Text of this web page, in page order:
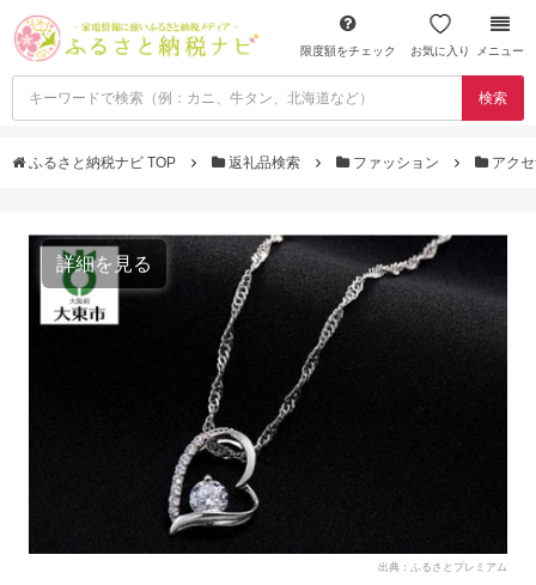
限度額をチェック お気に入り メニュー
検索
ふるさと納税ナビ TOP 返礼品検索 ファッション アク
詳細を見る
出典：ふるさとプレミアム